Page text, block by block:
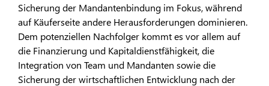
Sicherung der Mandantenbindung im Fokus, während
auf Käuferseite andere Herausforderungen dominieren.
Dem potenziellen Nachfolger kommt es vor allem auf
die Finanzierung und Kapitaldienstfähigkeit, die
Integration von Team und Mandanten sowie die
Sicherung der wirtschaftlichen Entwicklung nach der